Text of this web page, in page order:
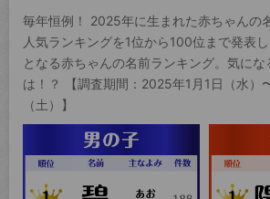
毎年恒例！ 2025年に生まれた赤ちゃんの
人気ランキングを1位から100位まで発表
となる赤ちゃんの名前ランキング。気に
は！？ 【調査期間：2025年1月1日（水）
（土）】